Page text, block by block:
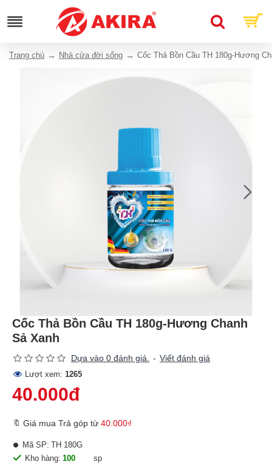
Trang chủ Nhà cửa đời sống Cốc Thả Bồn Cầu TH 180g-Hương
Cốc Thả Bồn Cầu TH 180g-Hương Chanh
Sả Xanh
Dựa vào 0 đánh giá. - Viết đánh giá
Lượt xem: 1265
40.000đ
🔖 Giá mua Trả góp từ 40.000₫
Kho hàng: 100 sp
Mã SP: TH 180G